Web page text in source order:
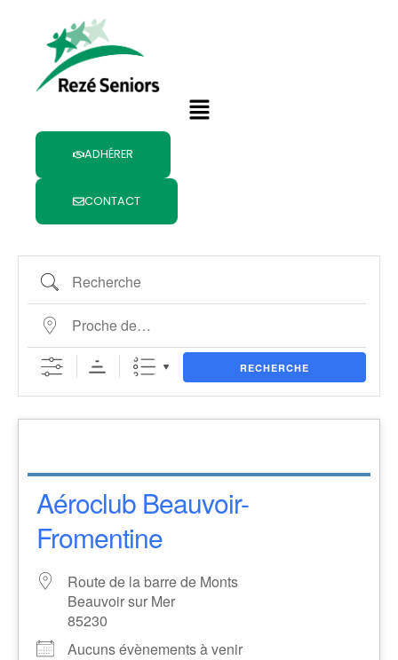
contenu
Menu
ADHÉRER
CONTACT
RECHERCHE
Aéroclub Beauvoir-
Fromentine
Route de la barre de Monts
Beauvoir sur Mer
85230
Aucuns évènements à venir